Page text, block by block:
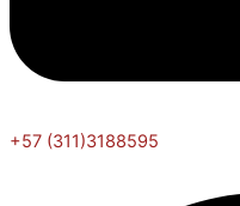
+57 (311)3188595